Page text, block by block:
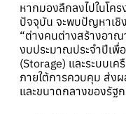
หากมองลึกลงไปในโค
ปัจจุบัน จะพบปัญหาเชิ
“ต่างคนต่างสร้างอาณ
งบประมาณประจำปีเพื่
(Storage) และระบบเค
ภายใต้การควบคุม ส่งผ
และขนาดกลางของรัฐ